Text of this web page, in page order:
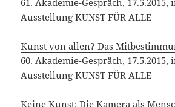
KUNST FÜR ALLE. Nicht
nach Charlie Hebdo
58. Akademie-Gespräch, 28.3.2015
Zuspitzungen, Störungen und
Satire. Ist sie im Sinne der
Preis zu verteidigen?